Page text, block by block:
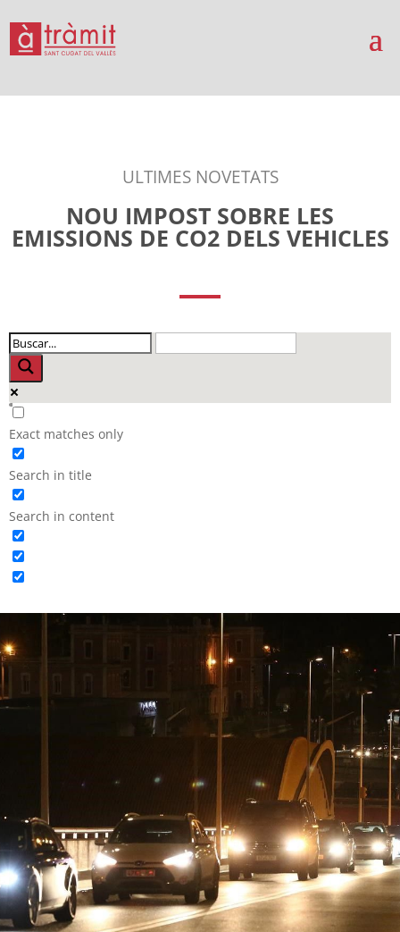
ULTIMES NOVETATS
NOU IMPOST SOBRE LES
EMISSIONS DE CO2 DELS VEHICLES
Exact matches only
Search in title
Search in content